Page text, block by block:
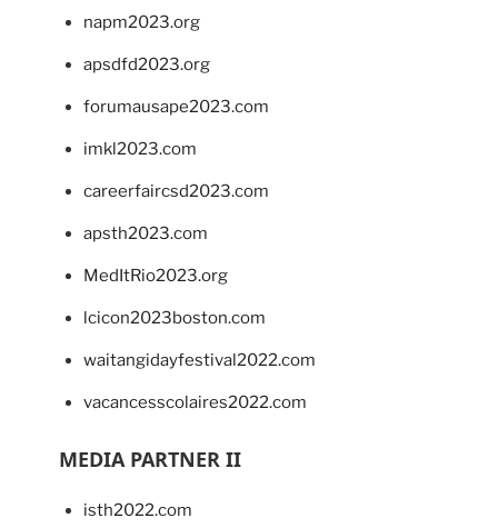
napm2023.org
apsdfd2023.org
forumausape2023.com
imkl2023.com
careerfaircsd2023.com
apsth2023.com
MedItRio2023.org
lcicon2023boston.com
waitangidayfestival2022.com
vacancesscolaires2022.com
MEDIA PARTNER II
isth2022.com